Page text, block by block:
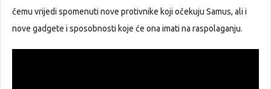
čemu vrijedi spomenuti nove protivnike koji očekuju Samus, ali i
nove gadgete i sposobnosti koje će ona imati na raspolaganju.